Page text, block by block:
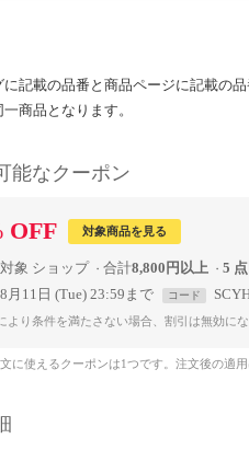
記載の品番と商品ページに記載の
商品となります。
能なクーポン
OFF 対象商品を見る
対象 ショップ 合計8,800円以上 5
8月11日 (Tue) 23:59まで コード
より条件を満たさない場合、割引は無効に
に使えるクーポンは1つです。注文後の適用